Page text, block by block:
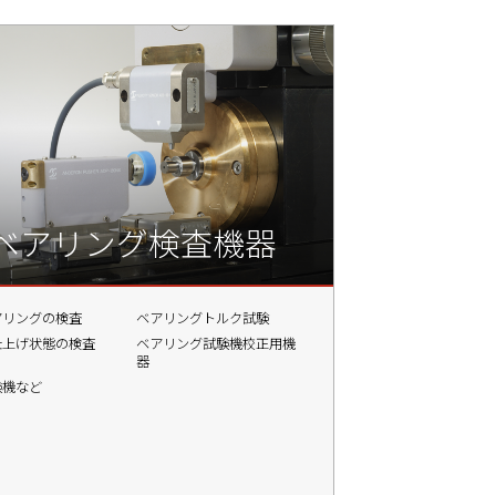
アリング検査機器
ングの検査
ベアリングトルク試験
げ状態の検査
ベアリング試験機校正用機
器
など